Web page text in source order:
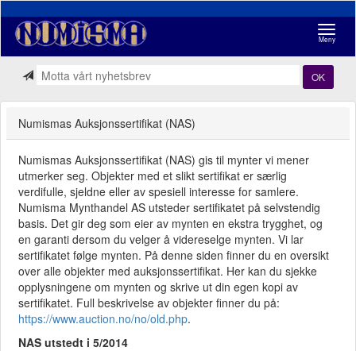
Meny
OK
Numismas Auksjonssertifikat (NAS)
Numismas Auksjonssertifikat (NAS) gis til mynter vi mener
utmerker seg. Objekter med et slikt sertifikat er særlig
verdifulle, sjeldne eller av spesiell interesse for samlere.
Numisma Mynthandel AS utsteder sertifikatet på selvstendig
basis. Det gir deg som eier av mynten en ekstra trygghet, og
en garanti dersom du velger å videreselge mynten. Vi lar
sertifikatet følge mynten. På denne siden finner du en oversikt
over alle objekter med auksjonssertifikat. Her kan du sjekke
opplysningene om mynten og skrive ut din egen kopi av
sertifikatet. Full beskrivelse av objekter finner du på:
https://www.auction.no/no/old.php.
NAS utstedt i 5/2014